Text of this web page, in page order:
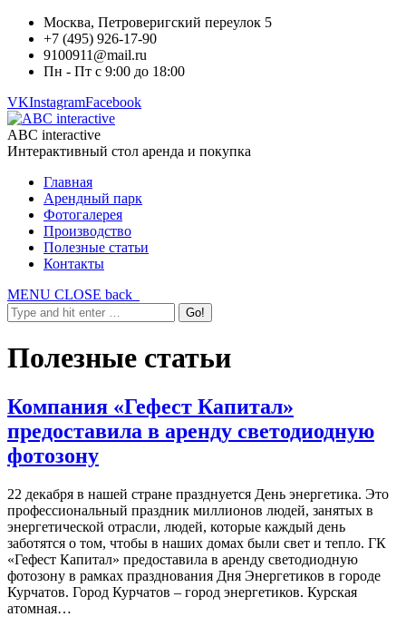
Москва, Петроверигский переулок 5
+7 (495) 926-17-90
9100911@mail.ru
Пн - Пт с 9:00 до 18:00
VKInstagramFacebook
ABC interactive
Интерактивный стол аренда и покупка
Главная
Арендный парк
Фотогалерея
Производство
Полезные статьи
Контакты
MENU CLOSE back
Полезные статьи
Компания «Гефест Капитал»
предоставила в аренду светодиодную
фотозону
22 декабря в нашей стране празднуется День энергетика. Это
профессиональный праздник миллионов людей, занятых в
энергетической отрасли, людей, которые каждый день
заботятся о том, чтобы в наших домах были свет и тепло. ГК
«Гефест Капитал» предоставила в аренду светодиодную
фотозону в рамках празднования Дня Энергетиков в городе
Курчатов. Город Курчатов – город энергетиков. Курская
атомная…